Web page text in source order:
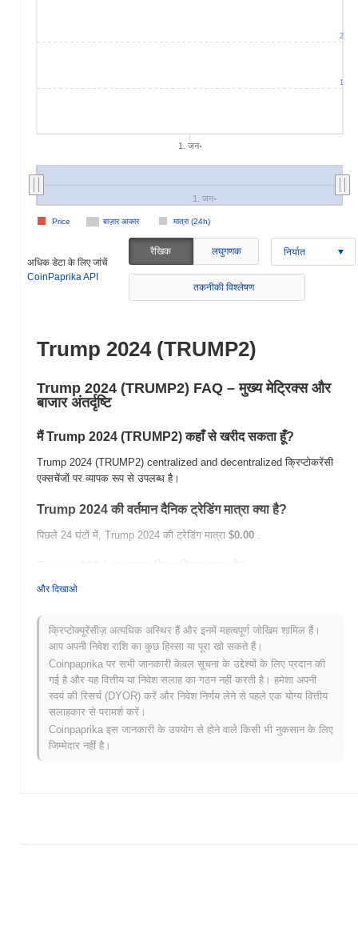
1. जन॰
बाज़ार आकार मात्रा (24h)
Price
1. जन॰
1
2
अधिक डेटा के लिए जांचें
CoinPaprika API
रैखिक लघुगणक निर्यात
तकनीकी विश्लेषण
Trump 2024 (TRUMP2)
Trump 2024 (TRUMP2) FAQ – मुख्य मेट्रिक्स और
बाजार अंतर्दृष्टि
मैं Trump 2024 (TRUMP2) कहाँ से खरीद सकता हूँ?
Trump 2024 (TRUMP2) centralized and decentralized क्रिप्टोकरेंसी
एक्सचेंजों पर व्यापक रूप से उपलब्ध है।
Trump 2024 की वर्तमान दैनिक ट्रेडिंग मात्रा क्या है?
पिछले 24 घंटों में, Trump 2024 की ट्रेडिंग मात्रा $0.00 .
सर्वकालिक उच्च (ATH):
Trump 2024 वर्तमान में अपने ATH से ~24.21% नीचे कारोबार कर रहा है .
व्यापक क्रिप्टो बाजार की तुलना में Trump 2024 कैसा प्रदर्शन कर
रहा है?
पिछले 7 दिनों में, Trump 2024 ने
0.18%की वृद्धि दर्ज की से कम प्रदर्शन किया। यह व्यापक बाजार गति के सापेक्ष
TRUMP2 की मूल्य कार्रवाई में अस्थायी पिछड़ापन का संकेत देता है।
और दिखाओ
क्रिप्टोक्यूरेंसीज़ अत्यधिक अस्थिर हैं और इनमें महत्वपूर्ण जोखिम शामिल हैं।
आप अपनी निवेश राशि का कुछ हिस्सा या पूरा खो सकते हैं।
Coinpaprika पर सभी जानकारी केवल सूचना के उद्देश्यों के लिए प्रदान की
गई है और यह वित्तीय या निवेश सलाह का गठन नहीं करती है। हमेशा अपनी
स्वयं की रिसर्च (DYOR) करें और निवेश निर्णय लेने से पहले एक योग्य वित्तीय
सलाहकार से परामर्श करें।
Coinpaprika इस जानकारी के उपयोग से होने वाले किसी भी नुकसान के लिए
जिम्मेदार नहीं है।